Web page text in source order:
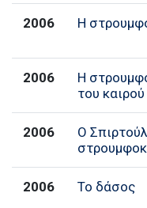
2006 Η
2006
Η
του καιρού
2006
Ο
2006 Το δάσος